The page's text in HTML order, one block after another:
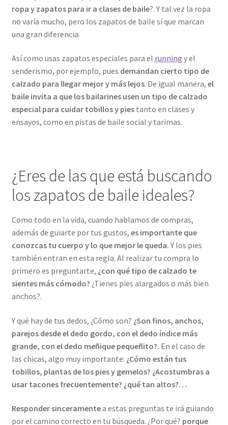
ropa y zapatos para ir a clases de baile?. Y tal vez la ropa
no varía mucho, pero los zapatos de baile sí que marcan
una gran diferencia.
Así como usas zapatos especiales para el running y el
senderismo, por ejemplo, pues demandan cierto tipo de
calzado para llegar mejor y más lejos. De igual manera, el
baile invita a que los bailarines usen un tipo de calzado
especial para cuidar tobillos y piestanto en clases y
ensayos, como en pistas de baile social y tarimas.
¿Eres de las que está buscando
los zapatos de baile ideales?
Como todo en la vida, cuando hablamos de compras,
además de guiarte por tus gustos, es importante que
conozcas tu cuerpo y lo que mejor le queda.Y los pies
también entran en esta regla. Al realizar tu compra lo
primero es preguntarte, ¿con qué tipo de calzado te
sientes más cómodo? ¿Tienes pies alargados o más bien
anchos?.
Y qué hay de tus dedos, ¿Cómo son? ¿Son finos, anchos,
parejos desde el dedo gordo, con el dedo índice más
grande, con el dedo meñique pequeñito?. En el caso de
las chicas, algo muy importante: ¿Cómo están tus
tobillos, plantas de los pies y gemelos? ¿Acostumbras a
usar tacones frecuentemente? ¿qué tan altos?…
Responder sinceramentea estas preguntas te irá guiando
por el camino correcto en tu búsqueda. ¿Por qué? porque